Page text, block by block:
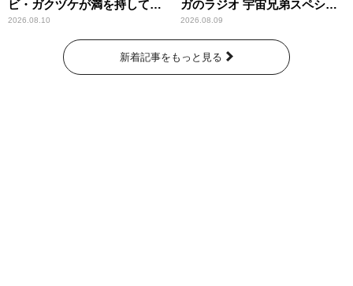
ビ・ガクヅケが満を持して
『オールナイトニッポン
0(ZERO)』に登場！
2026.08.10
ガのラジオ 宇宙兄弟スペシャ
ル 』
2026.08.09
新着記事をもっと見る